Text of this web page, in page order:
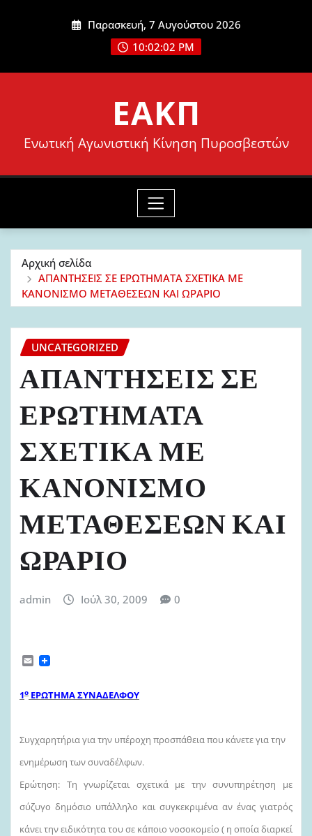
Παρασκευή, 7 Αυγούστου 2026
10:02:03 PM
ΕΑΚΠ
Ενωτική Αγωνιστική Κίνηση Πυροσβεστών
Αρχική σελίδα
ΑΠΑΝΤΗΣΕΙΣ ΣΕ ΕΡΩΤΗΜΑΤΑ ΣΧΕΤΙΚΑ ΜΕ
ΚΑΝΟΝΙΣΜΟ ΜΕΤΑΘΕΣΕΩΝ ΚΑΙ ΩΡΑΡΙΟ
UNCATEGORIZED
ΑΠΑΝΤΗΣΕΙΣ ΣΕ
ΕΡΩΤΗΜΑΤΑ
ΣΧΕΤΙΚΑ ΜΕ
ΚΑΝΟΝΙΣΜΟ
ΜΕΤΑΘΕΣΕΩΝ ΚΑΙ
ΩΡΑΡΙΟ
admin Ιούλ 30, 2009 0
E
m
i
l
1ο ΕΡΩΤΗΜΑ ΣΥΝΑΔΕΛΦΟΥ
Συγχαρητήρια για την υπέροχη προσπάθεια που κάνετε για την
ενημέρωση των συναδέλφων.
Ερώτηση: Τη γνωρίζεται σχετικά με την συνυπηρέτηση με
σύζυγο δημόσιο υπάλληλο και συγκεκριμένα αν ένας γιατρός
κάνει την ειδικότητα του σε κάποιο νοσοκομείο ( η οποία διαρκεί